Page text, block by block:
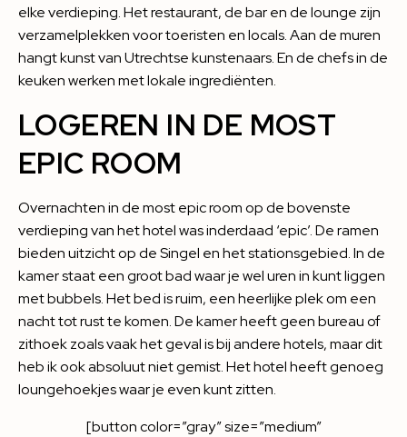
elke verdieping. Het restaurant, de bar en de lounge zijn
verzamelplekken voor toeristen en locals. Aan de muren
hangt kunst van Utrechtse kunstenaars. En de chefs in de
keuken werken met lokale ingrediënten.
LOGEREN IN DE MOST
EPIC ROOM
Overnachten in de most epic room op de bovenste
verdieping van het hotel was inderdaad ‘epic’. De ramen
bieden uitzicht op de Singel en het stationsgebied. In de
kamer staat een groot bad waar je wel uren in kunt liggen
met bubbels. Het bed is ruim, een heerlijke plek om een
nacht tot rust te komen. De kamer heeft geen bureau of
zithoek zoals vaak het geval is bij andere hotels, maar dit
heb ik ook absoluut niet gemist. Het hotel heeft genoeg
loungehoekjes waar je even kunt zitten.
[button color=”gray” size=”medium”